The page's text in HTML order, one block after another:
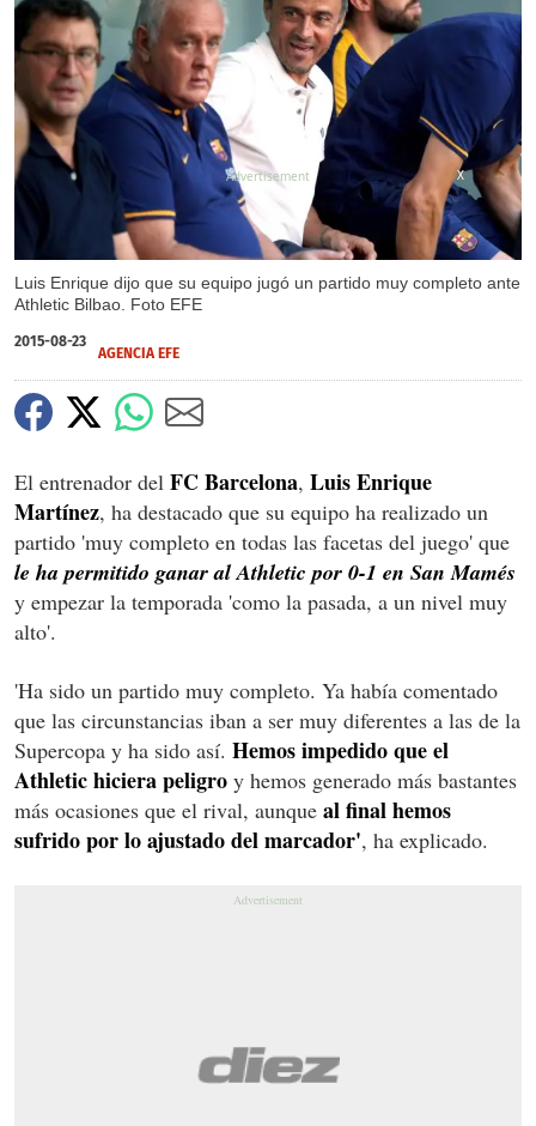
Luis Enrique dijo que su equipo jugó un partido muy completo ante
Athletic Bilbao. Foto EFE
X
2015-08-23
AGENCIA EFE
El entrenador del FC Barcelona, Luis Enrique
Martínez, ha destacado que su equipo ha realizado un
partido 'muy completo en todas las facetas del juego' que
le ha permitido ganar al Athletic por 0-1 en San Mamés
y empezar la temporada 'como la pasada, a un nivel muy
alto'.
'Ha sido un partido muy completo. Ya había comentado
que las circunstancias iban a ser muy diferentes a las de la
Supercopa y ha sido así. Hemos impedido que el
Athletic hiciera peligro y hemos generado más bastantes
más ocasiones que el rival, aunque al final hemos
sufrido por lo ajustado del marcador', ha explicado.